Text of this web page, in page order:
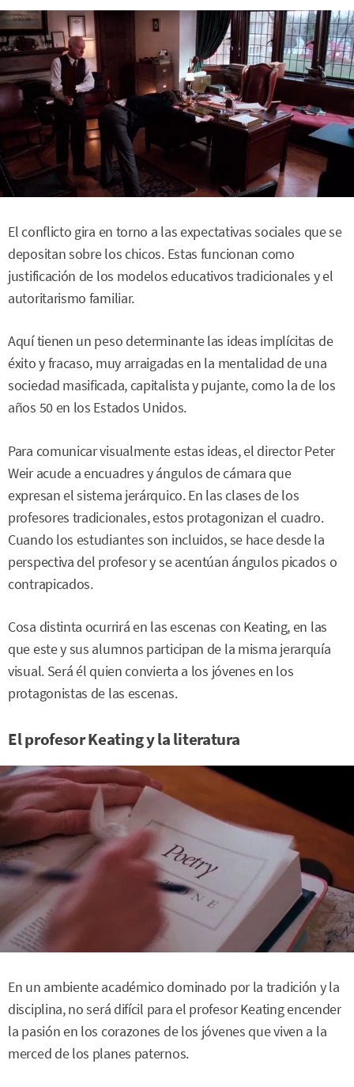
El conflicto gira en torno a las expectativas sociales que se
depositan sobre los chicos. Estas funcionan como
justificación de los modelos educativos tradicionales y el
autoritarismo familiar.
Aquí tienen un peso determinante las ideas implícitas de
éxito y fracaso, muy arraigadas en la mentalidad de una
sociedad masificada, capitalista y pujante, como la de los
años 50 en los Estados Unidos.
Para comunicar visualmente estas ideas, el director Peter
Weir acude a encuadres y ángulos de cámara que
expresan el sistema jerárquico. En las clases de los
profesores tradicionales, estos protagonizan el cuadro.
Cuando los estudiantes son incluidos, se hace desde la
perspectiva del profesor y se acentúan ángulos picados o
contrapicados.
Cosa distinta ocurrirá en las escenas con Keating, en las
que este y sus alumnos participan de la misma jerarquía
visual. Será él quien convierta a los jóvenes en los
protagonistas de las escenas.
El profesor Keating y la literatura
En un ambiente académico dominado por la tradición y la
disciplina, no será difícil para el profesor Keating encender
la pasión en los corazones de los jóvenes que viven a la
merced de los planes paternos.